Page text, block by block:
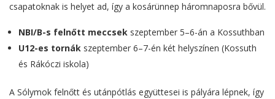
csapatoknak is helyet ad, így a kosárünnep háromnaposra bővül.
NBI/B-s felnőtt meccsek szeptember 5–6-án a Kossuthban
U12-es tornák szeptember 6–7-én két helyszínen (Kossuth
és Rákóczi iskola)
A Sólymok felnőtt és utánpótlás együttesei is pályára lépnek, így